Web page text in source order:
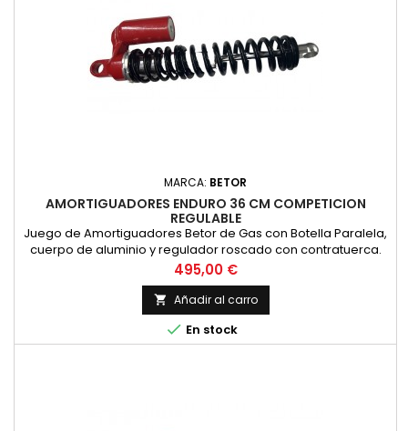
MARCA: BETOR
AMORTIGUADORES ENDURO 36 CM COMPETICION
REGULABLE
Juego de Amortiguadores Betor de Gas con Botella Paralela,
cuerpo de aluminio y regulador roscado con contratuerca.
Ideales para competicion de clasicas. Con doble muelle
para una mayor elasticidad. El precio es por pareja y se
fabrican por encargo. Longitud entre centros de agujeros de
360 milimetros
Precio
495,00 €
 Añadir al carro
 En stock